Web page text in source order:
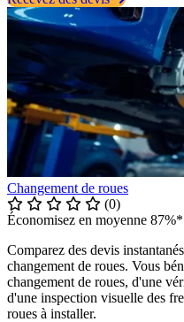
Changement de roues
(0)
Économisez en moyenne 87%*
Comparez des devis
changement de roues. Vous
changement de roues, d'une
d'une inspection visuelle des
roues à installer.